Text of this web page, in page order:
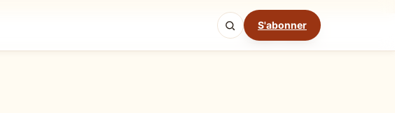
S'abonner
Mode cuisine